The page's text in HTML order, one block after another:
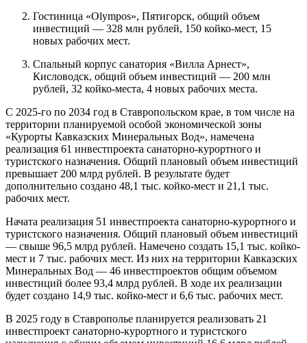
Гостиница «Olympos», Пятигорск, общий объем
инвестиций — 328 млн рублей, 150 койко-мест, 15
новых рабочих мест.
Спальный корпус санатория «Вилла Арнест»,
Кисловодск, общий объем инвестиций — 200 млн
рублей, 32 койко-места, 4 новых рабочих места.
С 2025-го по 2034 год в Ставропольском крае, в том числе на
территории планируемой особой экономической зоны
«Курорты Кавказских Минеральных Вод», намечена
реализация 61 инвестпроекта санаторно-курортного и
туристского назначения. Общий плановый объем инвестиций
превышает 200 млрд рублей. В результате будет
дополнительно создано 48,1 тыс. койко-мест и 21,1 тыс.
рабочих мест.
Начата реализация 51 инвестпроекта санаторно-курортного и
туристского назначения. Общий плановый объем инвестиций
— свыше 96,5 млрд рублей. Намечено создать 15,1 тыс. койко-
мест и 7 тыс. рабочих мест. Из них на территории Кавказских
Минеральных Вод — 46 инвестпроектов общим объемом
инвестиций более 93,4 млрд рублей. В ходе их реализации
будет создано 14,9 тыс. койко-мест и 6,6 тыс. рабочих мест.
В 2025 году в Ставрополье планируется реализовать 21
инвестпроект санаторно-курортного и туристского